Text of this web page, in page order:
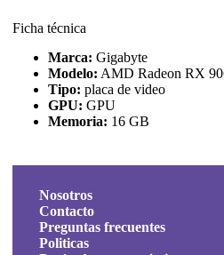
Ficha técnica
Marca: Gigabyte
Modelo: AMD Radeon RX
Tipo: placa de video
GPU: GPU
Memoria: 16 GB
Nosotros
Contacto
Preguntas frecuentes
Politicas